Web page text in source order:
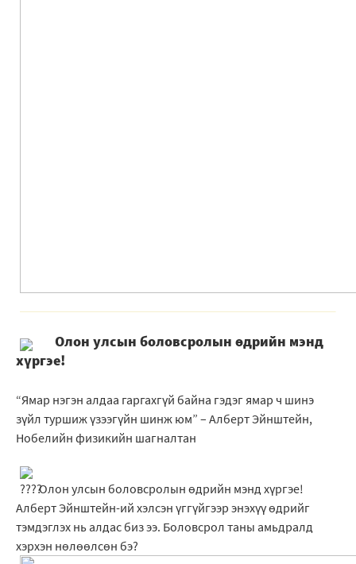
Олон улсын боловсролын өдрийн мэнд
хүргэе!
“Ямар нэгэн алдаа гаргахгүй байна гэдэг ямар ч шинэ
зүйл туршиж үзээгүйн шинж юм” – Алберт Эйнштейн,
Нобелийн физикийн шагналтан
Олон улсын боловсролын өдрийн мэнд хүргэе!
Алберт Эйнштейн-ий хэлсэн үггүйгээр энэхүү өдрийг
тэмдэглэх нь алдас биз ээ. Боловсрол таны амьдралд
хэрхэн нөлөөлсөн бэ?